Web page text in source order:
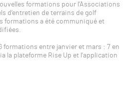
formations pour l’Associations
d’entretien de terrains de golf
formations a été communiqué et
formations entre janvier et mars : 7 en
la plateforme Rise Up et l’application